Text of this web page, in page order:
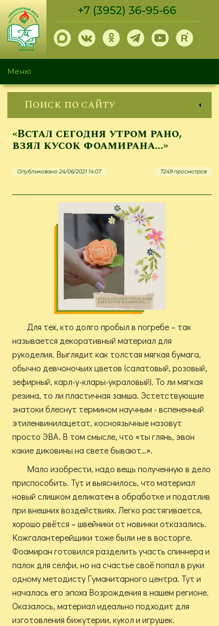
Перейти
основному
содержанию
+7 (3952) 36-95-66
Меню
Поиск по сайту
«Встал сегодня утром рано,
взял кусок фоамирана…»
Опубликовано 24/06/2021 14:07 7249 просмотров
Для тех, кто долго пробыл в погребе – так
называется декоративный материал для
рукоделия. Выглядит как толстая мягкая бумага,
обычно девчоночьих цветов (салатовый, розовый,
зефирный, карл-у-клары-украловый). То ли мягкая
резина, то ли пластичная замша. Эстетствующие
знатоки блеснут термином научным - вспененный
этиленвинилацетат, косноязычные назовут
просто ЭВА. В том смысле, что «ты глянь, эвон
какие диковины на свете бывают…».
Мало изобрести, надо вещь полученную в дело
приспособить. Тут и выяснилось, что материал
новый слишком деликатен в обработке и податлив
при внешних воздействиях. Легко растягивается,
хорошо рвётся – швейники от новинки отказались.
Кожгалантерейщики тоже были не в восторге.
Фоамиран готовился разделить участь спиннера и
палок для селфи, но на счастье своё попал в руки
одному методисту Гуманитарного центра. Тут и
началась его эпоха Возрождения в нашем регионе.
Оказалось, материал идеально подходит для
изготовления бижутерии, кукол и игрушек.